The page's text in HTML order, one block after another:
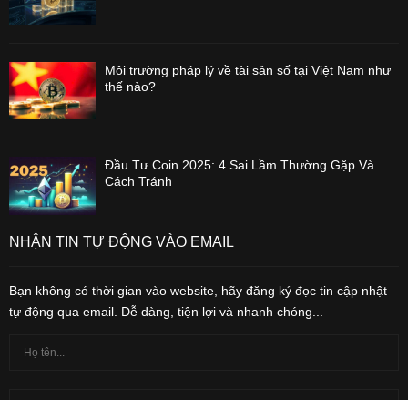
Môi trường pháp lý về tài sản số tại Việt Nam như
thế nào?
Đầu Tư Coin 2025: 4 Sai Lầm Thường Gặp Và
Cách Tránh
NHẬN TIN TỰ ĐỘNG VÀO EMAIL
Bạn không có thời gian vào website, hãy đăng ký đọc tin cập nhật
tự động qua email. Dễ dàng, tiện lợi và nhanh chóng...